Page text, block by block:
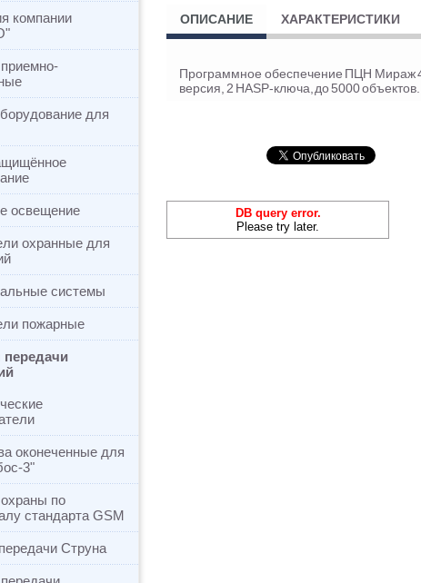
компании
для
освещение
охранные для
системы
пожарные
оконеченные для
3"
по
стандарта GSM
Струна
ОПИСАНИЕ ХАРАКТЕРИСТИКИ
Программное обеспечение ПЦН Мираж
версия, 2 HASP-ключа, до 5000
DB query error.
Please try later.